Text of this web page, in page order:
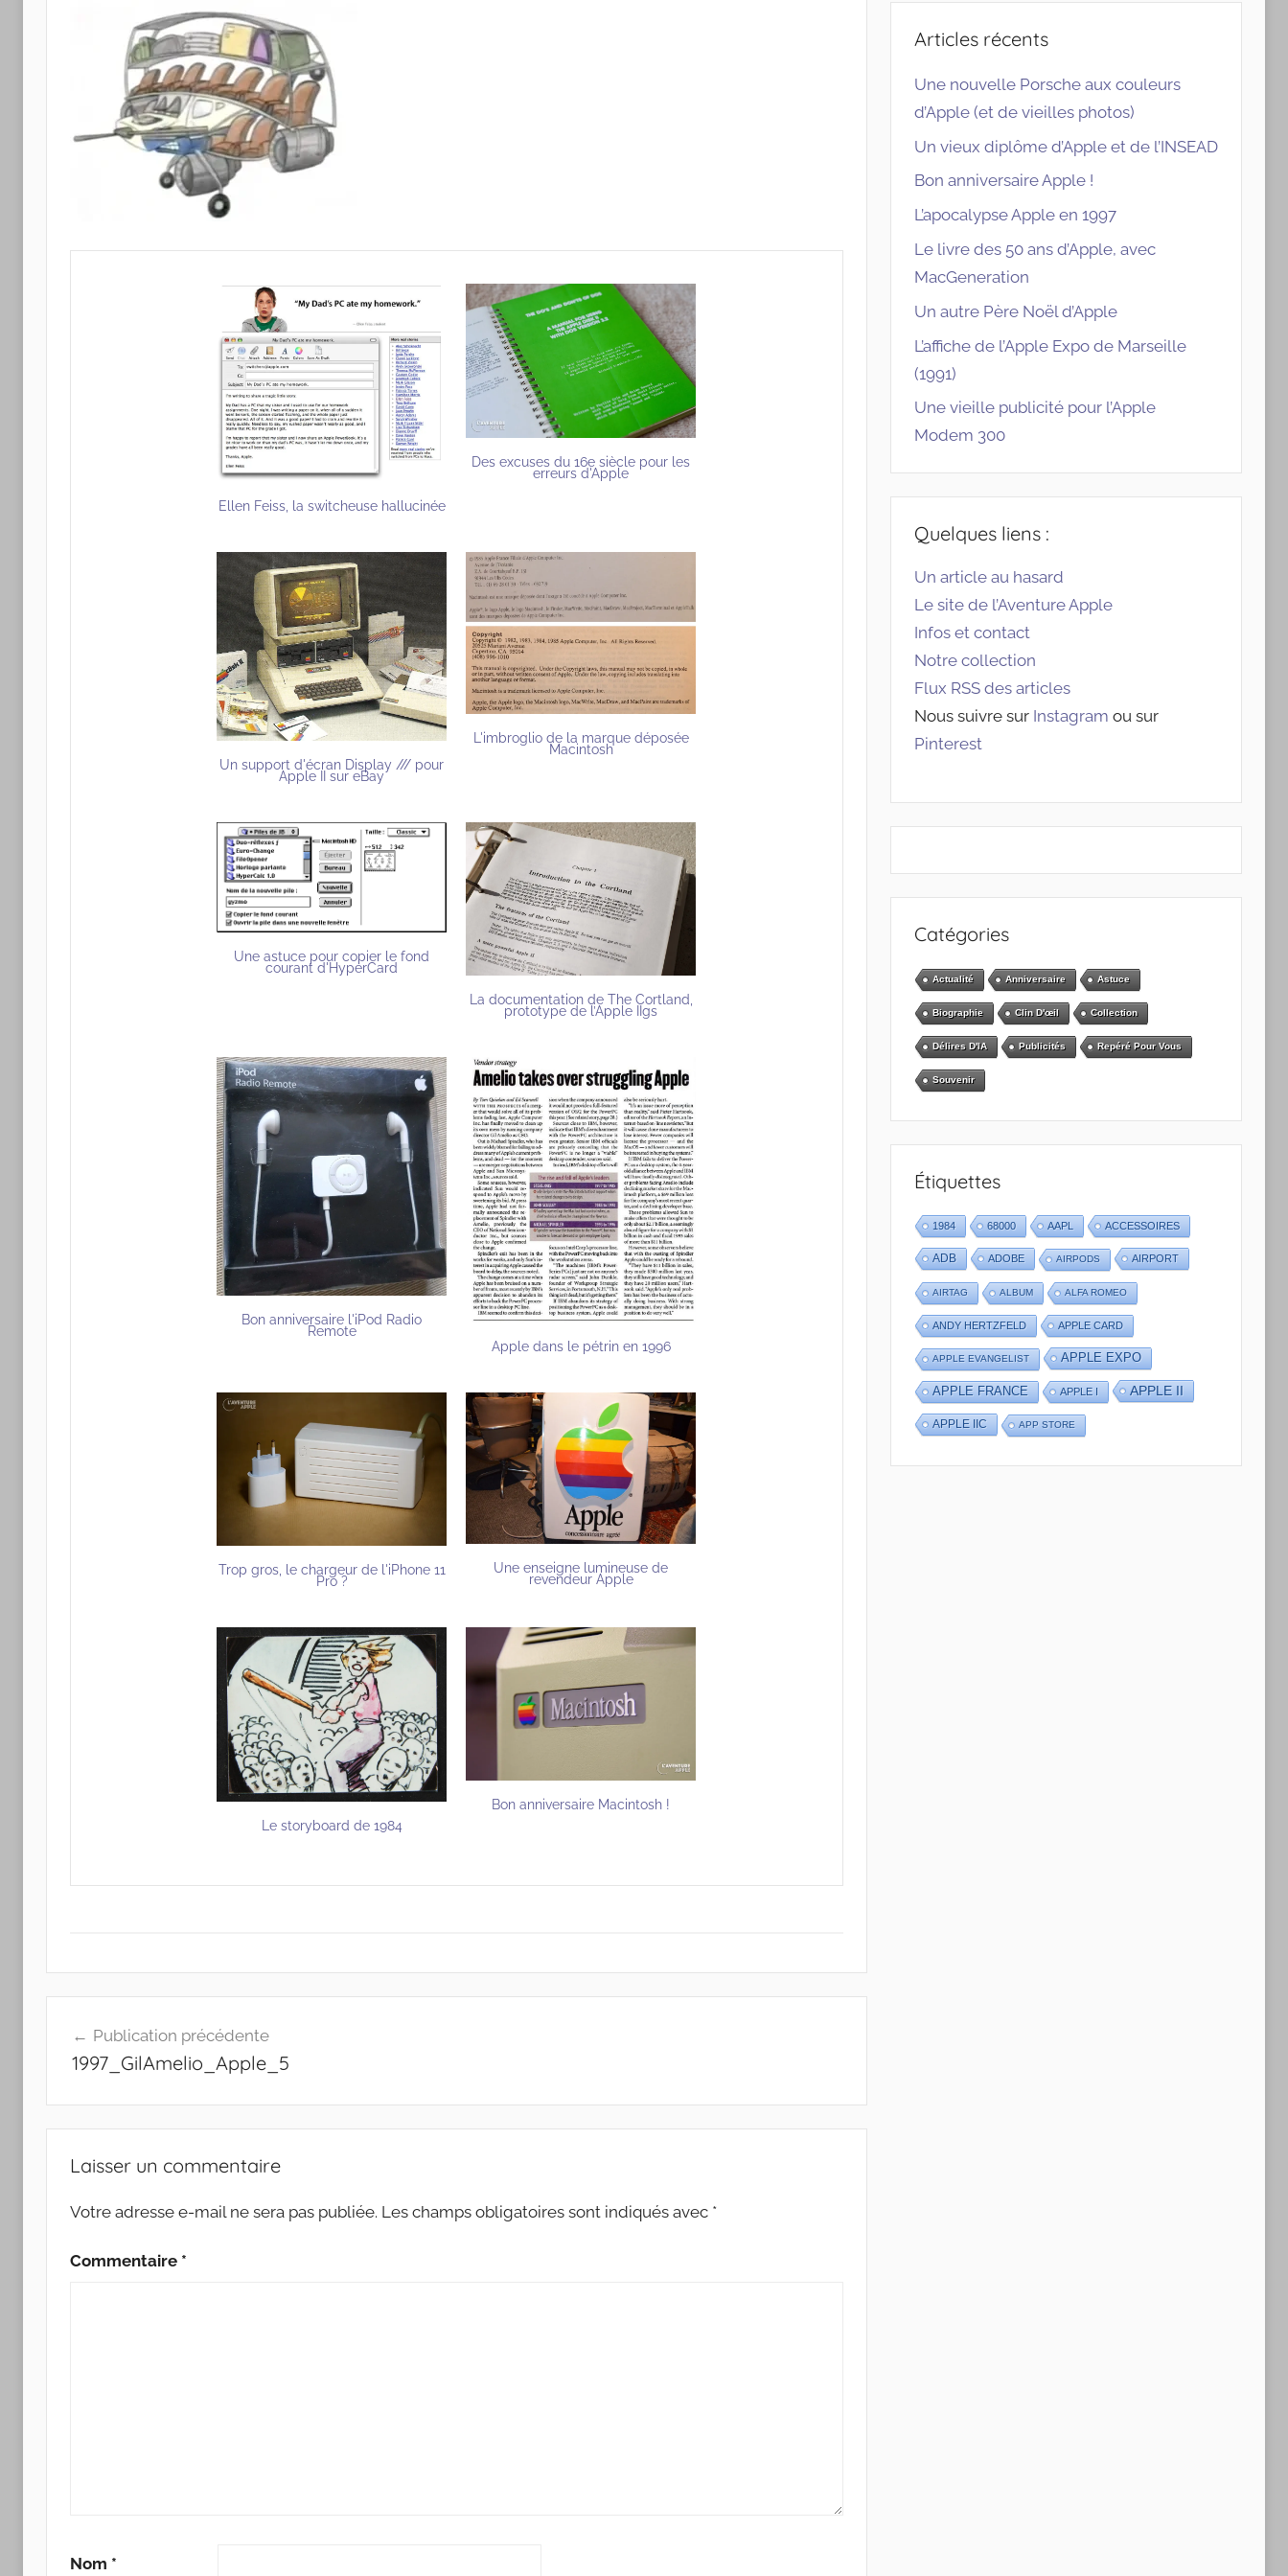
Apple
Ellen Feiss, la switcheuse hallucinée
Des excuses du 16e siècle pour les
erreurs d'Apple
Un support d'écran Display /// pour
Apple II sur eBay
L'imbroglio de la marque déposée
Macintosh
Une astuce pour copier le fond
courant d'HyperCard
La documentation de The Cortland,
prototype de l’Apple IIgs
Bon anniversaire l'iPod Radio
Remote
Apple dans le pétrin en 1996
Trop gros, le chargeur de l'iPhone 11
Pro ?
Une enseigne lumineuse de
revendeur Apple
Le storyboard de 1984
Bon anniversaire Macintosh !
de
l’article
Publication précédente
1997_GilAmelio_Apple_5
Laisser un commentaire
Votre adresse e-mail ne sera pas publiée. Les champs obligatoires sont indiqués avec *
Commentaire *
Nom *
Articles récents
Une nouvelle Porsche aux couleurs
d’Apple (et de vieilles photos)
Un vieux diplôme d’Apple et de l’INSEAD
Bon anniversaire Apple !
L’apocalypse Apple en 1997
Le livre des 50 ans d’Apple, avec
MacGeneration
Un autre Père Noël d’Apple
L’affiche de l’Apple Expo de Marseille
(1991)
Une vieille publicité pour l’Apple
Modem 300
Quelques liens :
Un article au hasard
Le site de l’Aventure Apple
Infos et contact
Notre collection
Flux RSS des articles
Nous suivre sur Instagram ou sur
Pinterest
Catégories
Actualité Anniversaire Astuce
Biographie Clin D'œil Collection
Délires D'IA Publicités Repéré Pour Vous
Souvenir
Étiquettes
1984 68000 AAPL ACCESSOIRES
ADB ADOBE AIRPODS AIRPORT
AIRTAG ALBUM ALFA ROMEO
ANDY HERTZFELD APPLE CARD
APPLE EVANGELIST APPLE EXPO
APPLE FRANCE APPLE I APPLE II
APPLE IIC APP STORE